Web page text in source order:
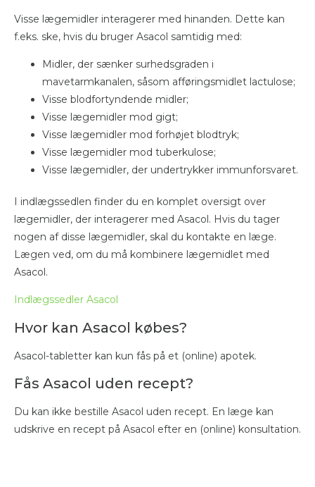
Visse lægemidler interagerer med hinanden. Dette kan
f.eks. ske, hvis du bruger Asacol samtidig med:
Midler, der sænker surhedsgraden i
mavetarmkanalen, såsom afføringsmidlet lactulose;
Visse blodfortyndende midler;
Visse lægemidler mod gigt;
Visse lægemidler mod forhøjet blodtryk;
Visse lægemidler mod tuberkulose;
Visse lægemidler, der undertrykker immunforsvaret.
I indlægssedlen finder du en komplet oversigt over
lægemidler, der interagerer med Asacol. Hvis du tager
nogen af disse lægemidler, skal du kontakte en læge.
Lægen ved, om du må kombinere lægemidlet med
Asacol.
Indlægssedler Asacol
Hvor kan Asacol købes?
Asacol-tabletter kan kun fås på et (online) apotek.
Fås Asacol uden recept?
Du kan ikke bestille Asacol uden recept. En læge kan
udskrive en recept på Asacol efter en (online) konsultation.